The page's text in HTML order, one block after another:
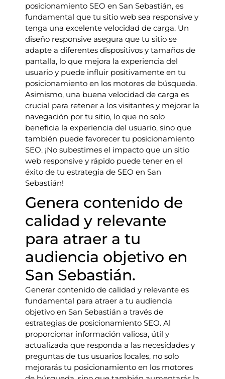
posicionamiento SEO en San Sebastián, es
fundamental que tu sitio web sea responsive y
tenga una excelente velocidad de carga. Un
diseño responsive asegura que tu sitio se
adapte a diferentes dispositivos y tamaños de
pantalla, lo que mejora la experiencia del
usuario y puede influir positivamente en tu
posicionamiento en los motores de búsqueda.
Asimismo, una buena velocidad de carga es
crucial para retener a los visitantes y mejorar la
navegación por tu sitio, lo que no solo
beneficia la experiencia del usuario, sino que
también puede favorecer tu posicionamiento
SEO. ¡No subestimes el impacto que un sitio
web responsive y rápido puede tener en el
éxito de tu estrategia de SEO en San
Sebastián!
Genera contenido de
calidad y relevante
para atraer a tu
audiencia objetivo en
San Sebastián.
Generar contenido de calidad y relevante es
fundamental para atraer a tu audiencia
objetivo en San Sebastián a través de
estrategias de posicionamiento SEO. Al
proporcionar información valiosa, útil y
actualizada que responda a las necesidades y
preguntas de tus usuarios locales, no solo
mejorarás tu posicionamiento en los motores